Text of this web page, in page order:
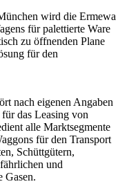
wird die Ermewa
für palettierte Ware
zu öffnenden Plane
für den
nach eigenen Angaben
das Leasing von
alle Marktsegmente
für den Transport
Schüttgütern,
und
Gasen.